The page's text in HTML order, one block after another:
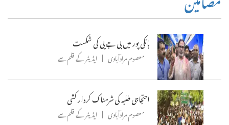
بانکی پور میں بی جے پی کی شکست
معصوم مرادآبادی ایڈیٹر کے قلم سے
احتجاجی طلبہ کی شرمناک کردار کشی
معصوم مرادآبادی ایڈیٹر کے قلم سے